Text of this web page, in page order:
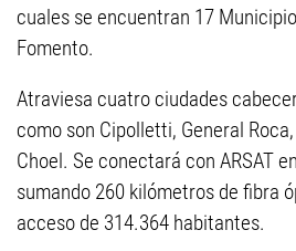
cuales se encuentran 17
Fomento.
Atraviesa cuatro ciudades
como son Cipolletti, General
Choel. Se conectará con ARSAT
sumando 260 kilómetros de fibra
acceso de 314.364 habitantes.